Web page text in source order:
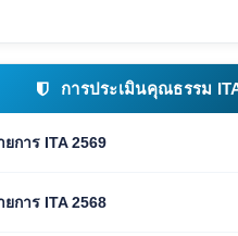
การประเมินคุณธรรม
ยการ ITA 2569
ยการ ITA 2568